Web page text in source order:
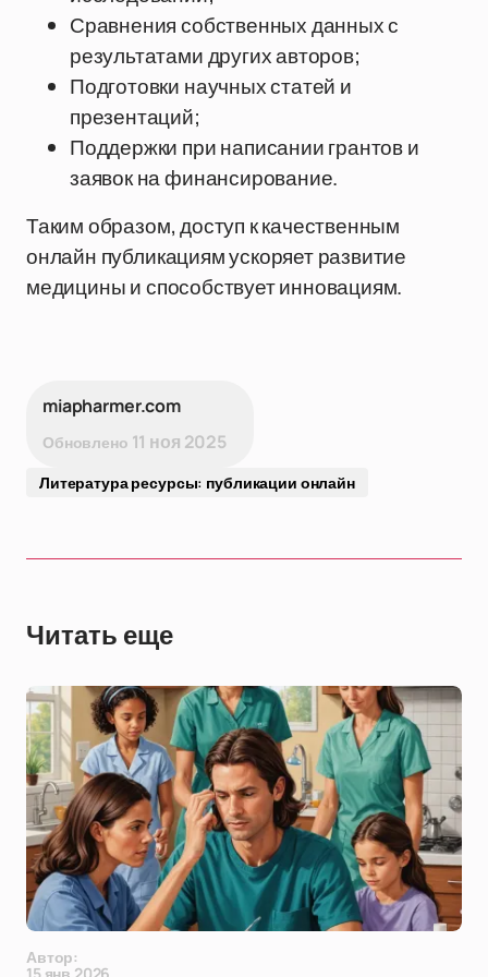
Сравнения собственных данных с
результатами других авторов;
Подготовки научных статей и
презентаций;
Поддержки при написании грантов и
заявок на финансирование.
Таким образом, доступ к качественным
онлайн публикациям ускоряет развитие
медицины и способствует инновациям.
miapharmer.com
Обновлено 11 ноя 2025
Литература ресурсы: публикации онлайн
Читать еще
Автор: